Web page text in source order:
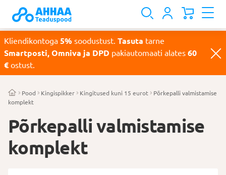
Kliendikontoga 5% soodustust. Tasuta tarne
Smartposti, Omniva ja DPD pakiautomaati alates 60
€ ostust.
Pood Kingispikker Kingitused kuni 15 eurot
Põrkepalli valmistamise
komplekt
Põrkepalli valmistamise
komplekt